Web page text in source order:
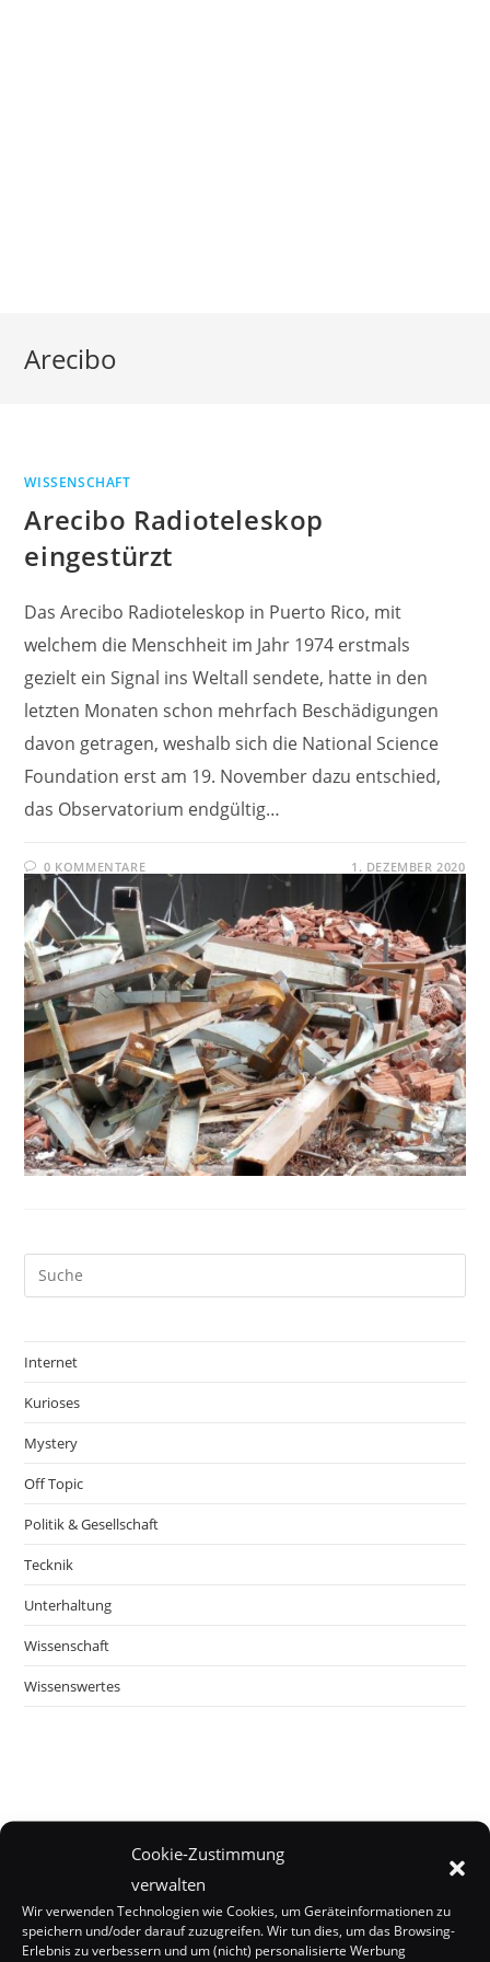
Cookie-Zustimmung
verwalten
Wir verwenden Technologien wie Cookies, um Geräteinformationen zu
speichern und/oder darauf zuzugreifen. Wir tun dies, um das Browsing-
Erlebnis zu verbessern und um (nicht) personalisierte Werbung
Arecibo
WISSENSCHAFT
Arecibo Radioteleskop
eingestürzt
Das Arecibo Radioteleskop in Puerto Rico, mit
welchem die Menschheit im Jahr 1974 erstmals
gezielt ein Signal ins Weltall sendete, hatte in den
letzten Monaten schon mehrfach Beschädigungen
davon getragen, weshalb sich die National Science
Foundation erst am 19. November dazu entschied,
das Observatorium endgültig…
0 KOMMENTARE 1. DEZEMBER 2020
Internet
Kurioses
Mystery
Off Topic
Politik & Gesellschaft
Tecknik
Unterhaltung
Wissenschaft
Wissenswertes